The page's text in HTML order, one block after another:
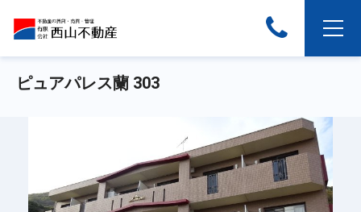
ピュアパレス蘭 303